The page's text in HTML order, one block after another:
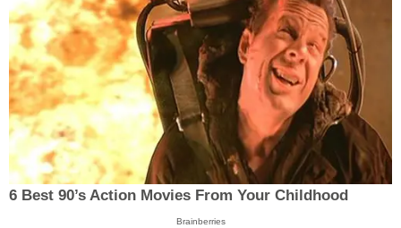
6 Best 90’s Action Movies From Your Childhood
Brainberries